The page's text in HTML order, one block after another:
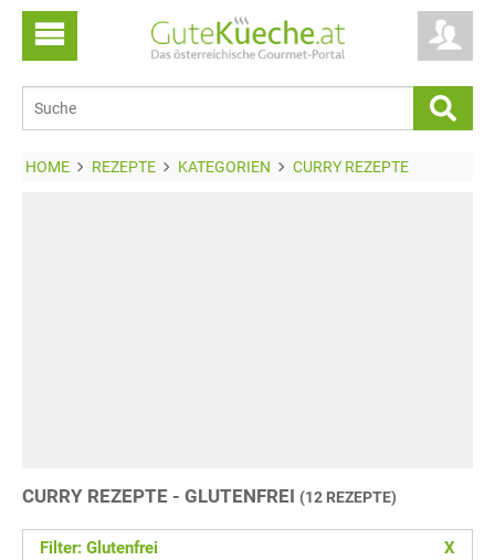
HOME REZEPTE KATEGORIEN CURRY REZEPTE
CURRY REZEPTE - GLUTENFREI (12 REZEPTE)
Filter: Glutenfrei X